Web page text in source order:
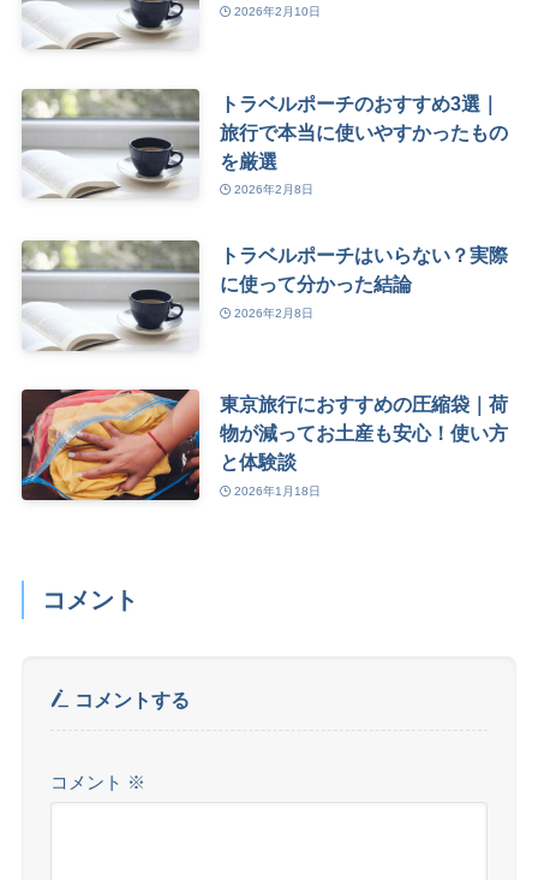
2026年2月10日
トラベルポーチのおすすめ3選｜
旅行で本当に使いやすかったもの
を厳選
2026年2月8日
トラベルポーチはいらない？実際
に使って分かった結論
2026年2月8日
東京旅行におすすめの圧縮袋｜荷
物が減ってお土産も安心！使い方
と体験談
2026年1月18日
コメント
コメントする
コメント ※